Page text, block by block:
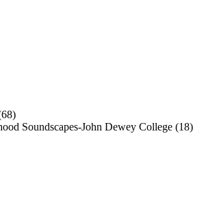
Soundscapes-John Dewey College (18)